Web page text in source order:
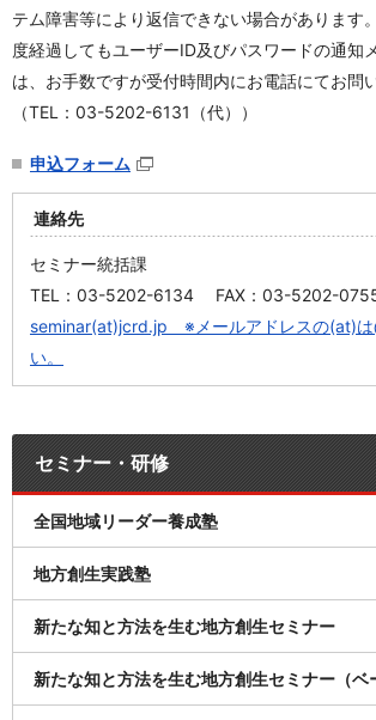
テム障害等により返信できない場合があります
度経過してもユーザーID及びパスワードの通知
は、お手数ですが受付時間内にお電話にてお問
（TEL：03-5202-6131（代））
申込フォーム
連絡先
セミナー統括課
TEL：03-5202-6134 FAX：03-5202-
seminar(at)jcrd.jp ※メールアドレスの(at)は
い。
セミナー・研修
全国地域リーダー養成塾
地方創生実践塾
新たな知と方法を生む地方創生セミナー
新たな知と方法を生む地方創生セミナー（ベ